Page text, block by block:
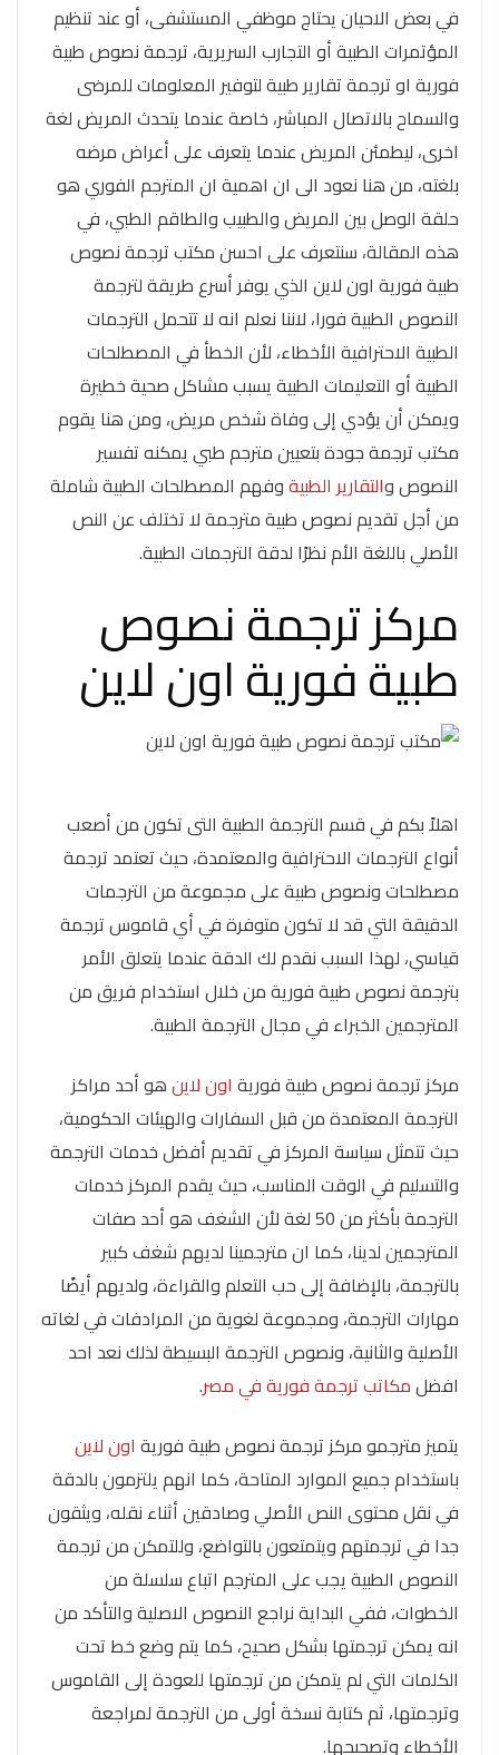
في بعض الاحيان يحتاج موظفي المستشفى، أو عند تنظيم
المؤتمرات الطبية أو التجارب السريرية، ترجمة نصوص طبية
فورية او ترجمة تقارير طبية لتوفير المعلومات للمرضى
والسماح بالاتصال المباشر، خاصة عندما يتحدث المريض لغة
اخرى، ليطمئن المريض عندما يتعرف على أعراض مرضه
بلغته، من هنا نعود الى ان اهمية ان المترجم الفوري هو
حلقة الوصل بين المريض والطبيب والطاقم الطبي، في
هذه المقالة، سنتعرف على احسن مكتب ترجمة نصوص
طبية فورية اون لاين الذي يوفر أسرع طريقة لترجمة
النصوص الطبية فورا، لاننا نعلم انه لا تتحمل الترجمات
الطبية الاحترافية الأخطاء، لأن الخطأ في المصطلحات
الطبية أو التعليمات الطبية يسبب مشاكل صحية خطيرة
ويمكن أن يؤدي إلى وفاة شخص مريض، ومن هنا يقوم
مكتب ترجمة جودة بتعيين مترجم طبي يمكنه تفسير
النصوص والتقارير الطبيةوفهم المصطلحات الطبية شاملة
من أجل تقديم نصوص طبية مترجمة لا تختلف عن النص
الأصلي باللغة الأم نظرًا لدقة الترجمات الطبية.
مركز ترجمة نصوص
طبية فورية اون لاين
اهلاً بكم في قسم الترجمة الطبية التى تكون من أصعب
أنواع الترجمات الاحترافية والمعتمدة، حيث تعتمد ترجمة
مصطلحات ونصوص طبية على مجموعة من الترجمات
الدقيقة التي قد لا تكون متوفرة في أي قاموس ترجمة
قياسي، لهذا السبب نقدم لك الدقة عندما يتعلق الأمر
بترجمة نصوص طبية فورية من خلال استخدام فريق من
المترجمين الخبراء في مجال الترجمة الطبية.
مركز ترجمة نصوص طبية فورية اون لاينهو أحد مراكز
الترجمة المعتمدة من قبل السفارات والهيئات الحكومية،
حيث تتمثل سياسة المركز في تقديم أفضل خدمات الترجمة
والتسليم في الوقت المناسب، حيث يقدم المركز خدمات
الترجمة بأكثر من 50 لغة لأن الشغف هو أحد صفات
المترجمين لدينا، كما ان مترجمينا لديهم شغف كبير
بالترجمة، بالإضافة إلى حب التعلم والقراءة، ولديهم أيضًا
مهارات الترجمة، ومجموعة لغوية من المرادفات في لغاته
الأصلية والثانية، ونصوص الترجمة البسيطة لذلك نعد احد
افضلمكاتب ترجمة فورية في مصر.
يتميز مترجمو مركز ترجمة نصوص طبية فورية اون لاين
باستخدام جميع الموارد المتاحة، كما انهم يلتزمون بالدقة
في نقل محتوى النص الأصلي وصادقين أثناء نقله، ويثقون
جدا في ترجمتهم ويتمتعون بالتواضع، وللتمكن من ترجمة
النصوص الطبية يجب على المترجم اتباع سلسلة من
الخطوات، ففي البداية نراجع النصوص الاصلية والتأكد من
انه يمكن ترجمتها بشكل صحيح، كما يتم وضع خط تحت
الكلمات التي لم يتمكن من ترجمتها للعودة إلى القاموس
وترجمتها، ثم كتابة نسخة أولى من الترجمة لمراجعة
الأخطاء وتصحيحها.